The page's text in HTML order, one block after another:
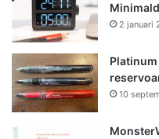
2 januari
Platinum
10